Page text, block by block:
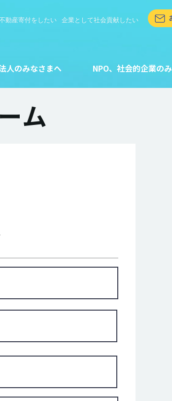
企業として社会貢献したい
動産寄付をしたい
人のみなさまへ NPO、社会的企業の
ム